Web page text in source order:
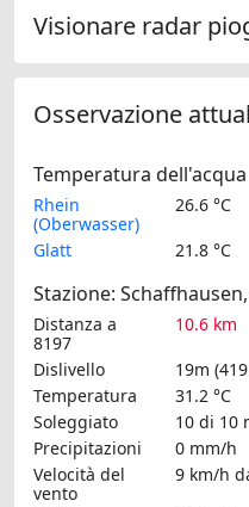
Visionare radar
Osservazione
Temperatura dell'acqua
Rhein
(Oberwasser)
26.6 °C
Glatt
21.8 °C
Stazione:
Distanza a
8197
10.6 km
Dislivello
19m
Temperatura
31.2 °C
Soleggiato
10 di 10
Precipitazioni
0 mm/h
Velocità del
vento
9 km/h